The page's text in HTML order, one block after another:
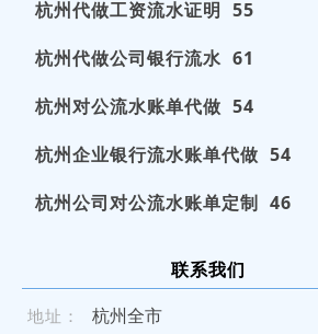
杭州代做工资流水证明 55
杭州代做公司银行流水 61
杭州对公流水账单代做 54
杭州企业银行流水账单代做 54
杭州公司对公流水账单定制 46
联系我们
地址： 杭州全市